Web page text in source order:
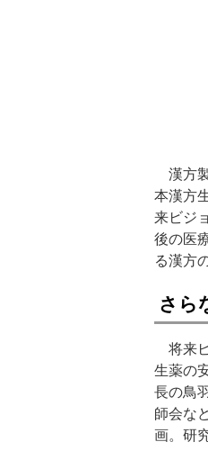
漢方
本漢方
来ビジ
後の医
る漢方
さら
将来
生薬の
長の鳥
師会な
画。研